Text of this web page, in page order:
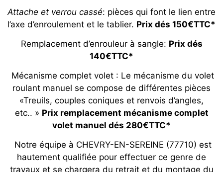
Attache et verrou cassé: pièces qui font le lien entre
l’axe d’enroulement et le tablier. Prix dés 150€TTC*
Remplacement d’enrouleur à sangle: Prix dés
140€TTC*
Mécanisme complet volet : Le mécanisme du volet
roulant manuel se compose de différentes pièces
«Treuils, couples coniques et renvois d’angles,
etc.. » Prix remplacement mécanisme complet
volet manuel dés 280€TTC*
Notre équipe à CHEVRY-EN-SEREINE (77710) est
hautement qualifiée pour effectuer ce genre de
travaux et se chargera du retrait et du montage du